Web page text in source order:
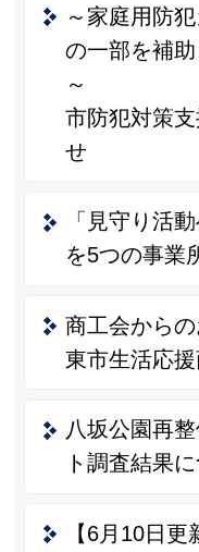
～家庭用防
の一部を補
～
市防犯対策
せ
「見守り活
を5つの事業
商工会から
東市生活応
八坂公園再
ト調査結果
【6月10日